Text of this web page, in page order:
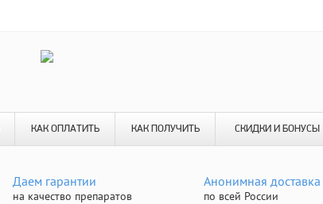
КАК ОПЛАТИТЬ КАК ПОЛУЧИТЬ СКИДКИ И БОНУСЫ
Даем гарантии
на качество препаратов
Анонимная доставка
по всей России